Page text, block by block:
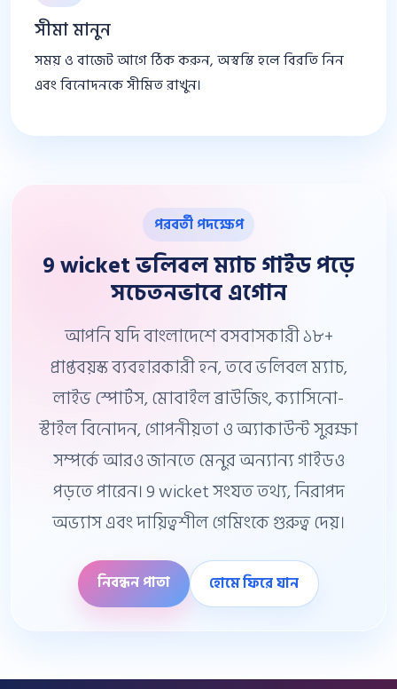
সীমা মানুন
সময় ও বাজেট আগে ঠিক করুন, অস্বস্তি হলে বিরতি নিন
এবং বিনোদনকে সীমিত রাখুন।
পরবর্তী পদক্ষেপ
9 wicket ভলিবল ম্যাচ গাইড পড়ে
সচেতনভাবে এগোন
আপনি যদি বাংলাদেশে বসবাসকারী ১৮+
প্রাপ্তবয়স্ক ব্যবহারকারী হন, তবে ভলিবল ম্যাচ,
লাইভ স্পোর্টস, মোবাইল ব্রাউজিং, ক্যাসিনো-
স্টাইল বিনোদন, গোপনীয়তা ও অ্যাকাউন্ট সুরক্ষা
সম্পর্কে আরও জানতে মেনুর অন্যান্য গাইডও
পড়তে পারেন। 9 wicket সংযত তথ্য, নিরাপদ
অভ্যাস এবং দায়িত্বশীল গেমিংকে গুরুত্ব দেয়।
নিবন্ধন পাতা হোমে ফিরে যান